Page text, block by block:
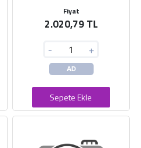
Fiyat
2.020,79 TL
- +
AD
Sepete Ekle